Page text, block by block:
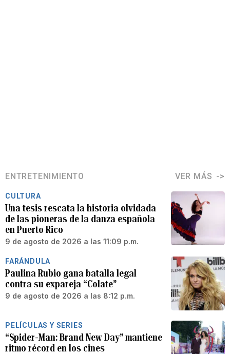
ENTRETENIMIENTO VER MÁS
CULTURA
Una tesis rescata la historia olvidada
de las pioneras de la danza española
en Puerto Rico
9 de agosto de 2026 a las 11:09 p.m.
FARÁNDULA
Paulina Rubio gana batalla legal
contra su expareja “Colate”
9 de agosto de 2026 a las 8:12 p.m.
PELÍCULAS Y SERIES
“Spider-Man: Brand New Day” mantiene
ritmo récord en los cines